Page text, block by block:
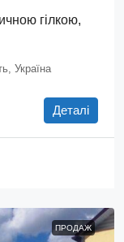
гілкою,
Україна
Деталі
ПРОДАЖ